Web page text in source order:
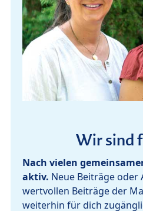
Wir sind
Nach vielen
aktiv. Neue Beiträge
wertvollen Beiträge der
weiterhin für dich